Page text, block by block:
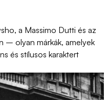
a Massimo Dutti és az
– olyan márkák, amelyek
és stílusos karaktert